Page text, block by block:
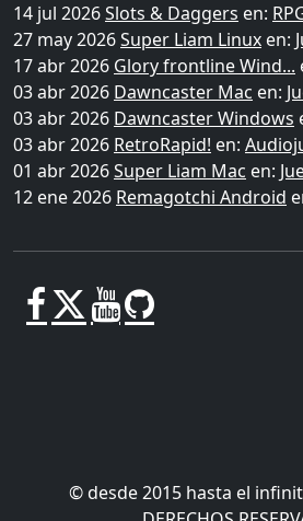
14 jul 2026Slots & Daggers en:
27 may 2026Super Liam Linux en:
17 abr 2026 Glory frontline Wind...
03 abr 2026 Dawncaster Mac en:
03 abr 2026 Dawncaster Windows
03 abr 2026 RetroRapid! en:
01 abr 2026Super Liam Mac en:
12 ene 2026 Remagotchi Android
© desde 2015 hasta el